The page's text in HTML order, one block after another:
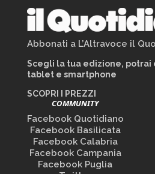
Abbonati a L’Altravoce il
Scegli la tua edizione, potrai
tablet e smartphone
SCOPRI I PREZZI
COMMUNITY
Facebook Quotidiano
Facebook Basilicata
Facebook Calabria
Facebook Campania
Facebook Puglia